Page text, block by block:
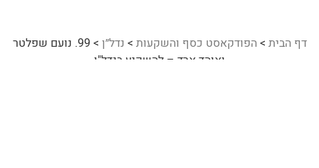
דף הבית >הפודקאסט כסף והשקעות > נדל״ן >
99. נועם שפלטר
ואוהד ארד – להשקיע בנדל"ן